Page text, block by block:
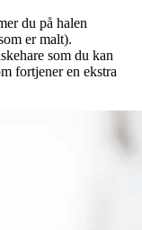
du på halen
er malt).
som du kan
fortjener en ekstra